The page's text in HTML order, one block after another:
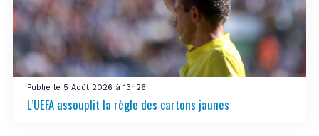
Publié le 5 Août 2026 à 13h26
L’UEFA assouplit la règle des cartons jaunes